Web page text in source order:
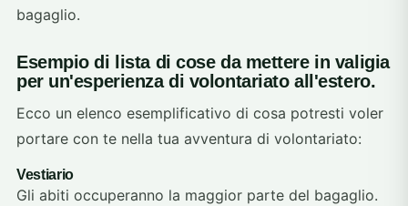
bagaglio.
Esempio di lista di cose da mettere in valigia
per un'esperienza di volontariato all'estero.
Ecco un elenco esemplificativo di cosa potresti voler
portare con te nella tua avventura di volontariato:
Vestiario
Gli abiti occuperanno la maggior parte del bagaglio.